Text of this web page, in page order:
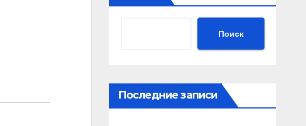
Поиск
Последние записи